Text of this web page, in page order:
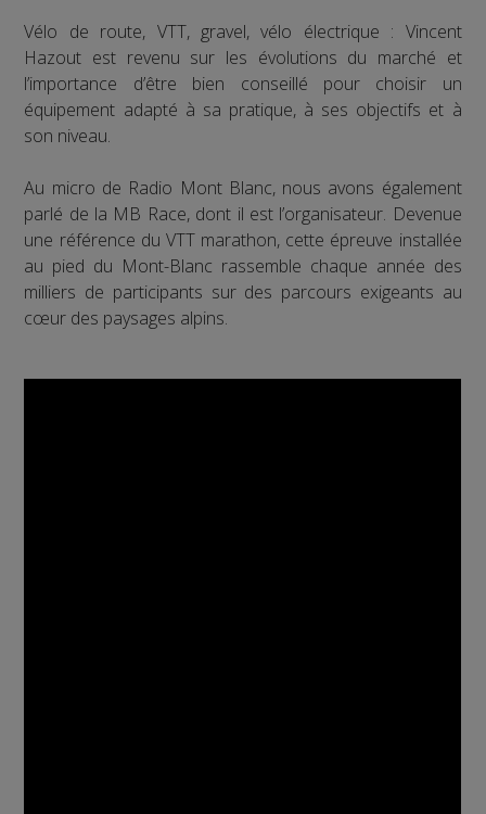
Vélo de route, VTT, gravel, vélo électrique : Vincent
Hazout est revenu sur les évolutions du marché et
l’importance d’être bien conseillé pour choisir un
équipement adapté à sa pratique, à ses objectifs et à
son niveau.
Au micro de Radio Mont Blanc, nous avons également
parlé de la MB Race, dont il est l’organisateur. Devenue
une référence du VTT marathon, cette épreuve installée
au pied du Mont-Blanc rassemble chaque année des
milliers de participants sur des parcours exigeants au
cœur des paysages alpins.